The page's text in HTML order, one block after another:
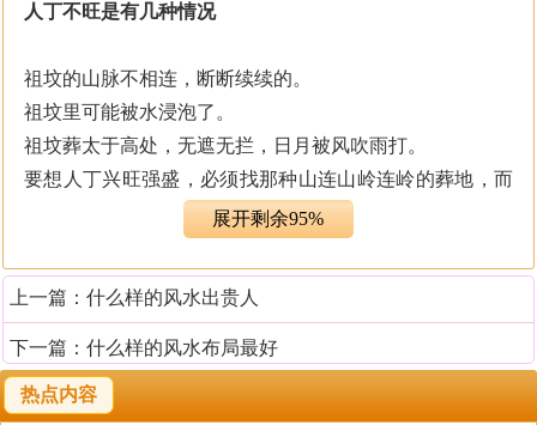
人丁不旺是有几种情况
祖坟的山脉不相连，断断续续的。
祖坟里可能被水浸泡了。
祖坟葬太于高处，无遮无拦，日月被风吹雨打。
要想人丁兴旺强盛，必须找那种山连山岭连岭的葬地，而
且是旱龙局，没有水。这种地很发人丁，但不旺财官。
如何利用风水旺人丁
在风水的角度上讲，山是主管家人的健康以及人丁的兴
旺，所以想要催动生育方面的，是要从山来入手，而想要
加强财的，要从水来入手。
展开剩余95%
上一篇： 什么样的风水出贵人
下一篇： 什么样的风水布局最好
热点内容